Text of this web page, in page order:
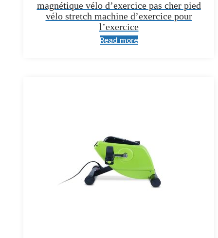
magnétique vélo d’exercice pas cher pied
vélo stretch machine d’exercice pour
l’exercice
Read more